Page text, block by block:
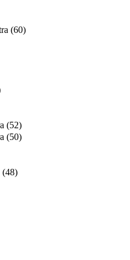
(60)
(52)
(50)
(48)